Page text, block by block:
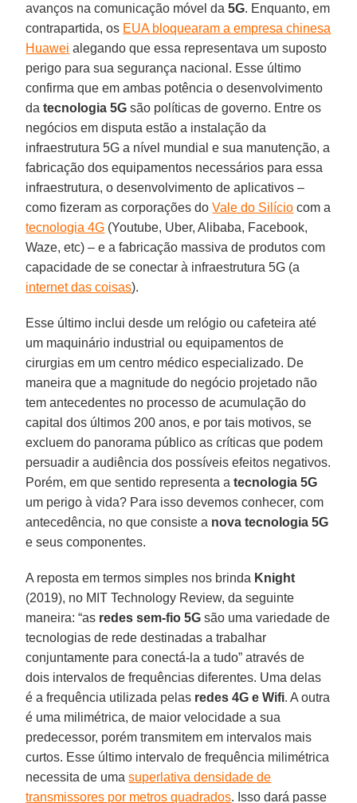
avanços na comunicação móvel da5G. Enquanto, em
contrapartida, os EUA bloquearam a empresa chinesa
Huawei alegando que essa representava um suposto
perigo para sua segurança nacional. Esse último
confirma que em ambas potência o desenvolvimento
datecnologia 5G são políticas de governo. Entre os
negócios em disputa estão a instalação da
infraestrutura 5G a nível mundial e sua manutenção, a
fabricação dos equipamentos necessários para essa
infraestrutura, o desenvolvimento de aplicativos –
como fizeram as corporações doVale do Silício com a
tecnologia 4G (Youtube, Uber, Alibaba, Facebook,
Waze, etc) – e a fabricação massiva de produtos com
capacidade de se conectar à infraestrutura 5G (a
internet das coisas).
Esse último inclui desde um relógio ou cafeteira até
um maquinário industrial ou equipamentos de
cirurgias em um centro médico especializado. De
maneira que a magnitude do negócio projetado não
tem antecedentes no processo de acumulação do
capital dos últimos 200 anos, e por tais motivos, se
excluem do panorama público as críticas que podem
persuadir a audiência dos possíveis efeitos negativos.
Porém, em que sentido representa atecnologia 5G
um perigo à vida? Para isso devemos conhecer, com
antecedência, no que consiste a nova tecnologia 5G
e seus componentes.
A reposta em termos simples nos brinda Knight
(2019), no MIT Technology Review, da seguinte
maneira: “as redes sem-fio 5G são uma variedade de
tecnologias de rede destinadas a trabalhar
conjuntamente para conectá-la a tudo” através de
dois intervalos de frequências diferentes. Uma delas
é a frequência utilizada pelas redes 4G e Wifi. A outra
é uma milimétrica, de maior velocidade a sua
predecessor, porém transmitem em intervalos mais
curtos. Esse último intervalo de frequência milimétrica
necessita de umasuperlativa densidade de
transmissores por metros quadrados. Isso dará passe